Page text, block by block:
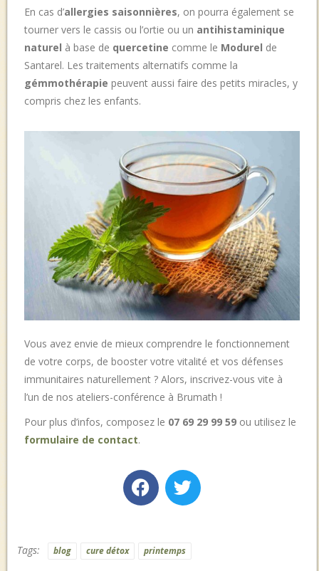
En cas d’allergies saisonnières, on pourra également se
tourner vers le cassis ou l’ortie ou un antihistaminique
naturel à base de quercetine comme le Modurel de
Santarel. Les traitements alternatifs comme la
gémmothérapie peuvent aussi faire des petits miracles, y
compris chez les enfants.
Vous avez envie de mieux comprendre le fonctionnement
de votre corps, de booster votre vitalité et vos défenses
immunitaires naturellement ? Alors, inscrivez-vous vite à
l’un de nos ateliers-conférence à Brumath !
Pour plus d’infos, composez le 07 69 29 99 59ou utilisez le
formulaire de contact.
Tags: blog cure détox printemps